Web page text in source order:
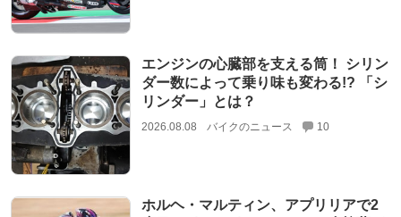
エンジンの心臓部を支える筒！ シリン
ダー数によって乗り味も変わる!? 「シ
リンダー」とは？
2026.08.08 バイクのニュース 10
ホルヘ・マルティン、アプリリアで2